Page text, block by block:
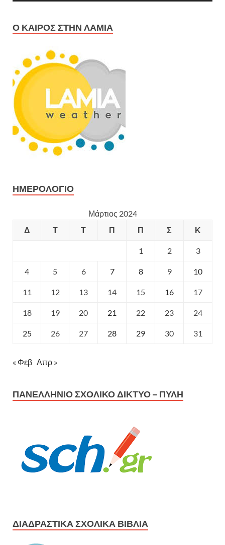
Ο ΚΑΙΡΌΣ ΣΤΗΝ ΛΑΜΊΑ
ΗΜΕΡΟΛΌΓΙΟ
Μάρτιος 2024
Δ
Τ Τ Π Π Σ Κ
1 2 3
4 5 6 7 8 9 10
11 12 13 14 15 16 17
18 19 20 21 22 23 24
25 26 27 28 29 30 31
« Φεβ Απρ »
ΠΑΝΕΛΛΉΝΙΟ ΣΧΟΛΙΚΌ ΔΊΚΤΥΟ – ΠΎΛΗ
ΔΙΑΔΡΑΣΤΙΚΆ ΣΧΟΛΙΚΆ ΒΙΒΛΊΑ